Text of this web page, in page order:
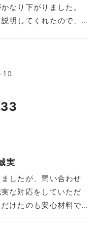
なり下がりました。
明してくれたので、…
10
実
したが、問い合わせ
な対応をしていただ
けたのも安心材料で…